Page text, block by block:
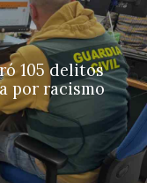
105 delitos
por racismo